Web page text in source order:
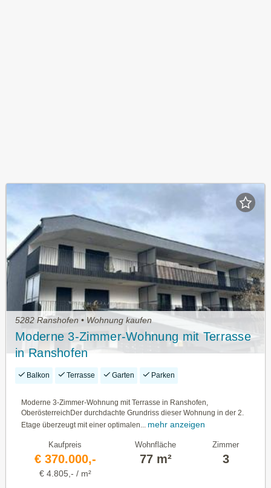
5282 Ranshofen • Wohnung kaufen
Moderne 3-Zimmer-Wohnung mit Terrasse
in Ranshofen
Balkon Terrasse Garten Parken
Moderne 3-Zimmer-Wohnung mit Terrasse in Ranshofen,
OberösterreichDer durchdachte Grundriss dieser Wohnung in der 2.
Etage überzeugt mit einer optimalen...
mehr anzeigen
Kaufpreis
€ 370.000,-
€ 4.805,- / m²
Wohnfläche
77 m²
Zimmer
3